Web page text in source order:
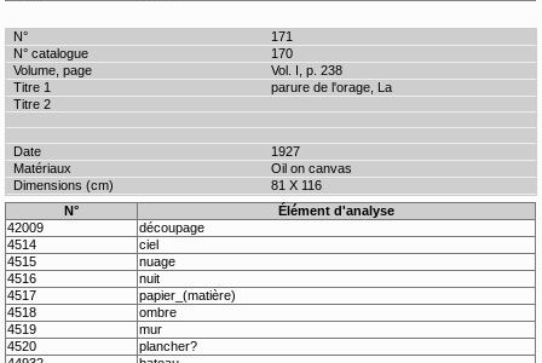
171
170
Vol. I, p. 238
parure de l'orage, La
1927
Oil on canvas
81 X 116
N°
Élément d'analyse
42009
découpage
4514
ciel
4515
nuage
4516
nuit
4517
papier_(matière)
4518
ombre
4519
mur
4520
plancher?